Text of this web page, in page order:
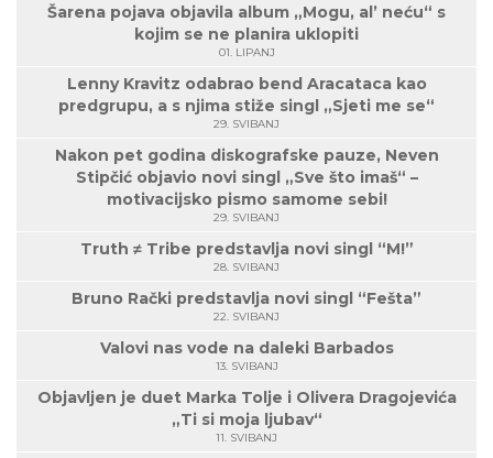
Šarena pojava objavila album „Mogu, al’ neću“ s
kojim se ne planira uklopiti
01. LIPANJ
Lenny Kravitz odabrao bend Aracataca kao
predgrupu, a s njima stiže singl „Sjeti me se“
29. SVIBANJ
Nakon pet godina diskografske pauze, Neven
Stipčić objavio novi singl „Sve što imaš“ –
motivacijsko pismo samome sebi!
29. SVIBANJ
Truth ≠ Tribe predstavlja novi singl “M!”
28. SVIBANJ
Bruno Rački predstavlja novi singl “Fešta”
22. SVIBANJ
Valovi nas vode na daleki Barbados
13. SVIBANJ
Objavljen je duet Marka Tolje i Olivera Dragojevića
„Ti si moja ljubav“
11. SVIBANJ